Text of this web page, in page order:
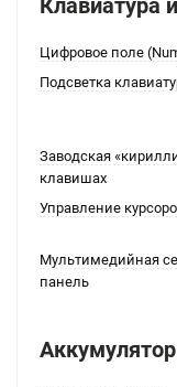
Клавиатура
Цифровое поле
Подсветка
Заводская
клавишах
Управление
Мультимедийная
панель